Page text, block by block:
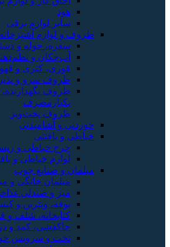
هود
سایر لوازم برقی
ظروف و لوازم آشپزخانه
سفره، حوله و
آب‌چکان و
قوری، کتری و
ظروف سرو و
ظروف نگهدارنده،
یکبارمصرف
ظروف پخت‌وپز
خوردنی و آشامیدنی
خیاطی و بافتنی
چرخ خیاطی و
لوازم خیاطی و
مبلمان و صنایع چوب
مبلمان خانگی و
میز و صندلی
بوفه، ویترین و
کتابخانه، شلف و
جاکفشی، کمد و
تخت و سرویس